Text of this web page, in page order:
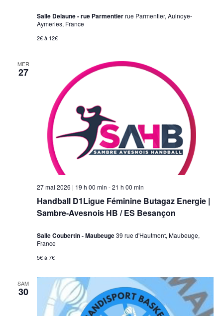
Salle Delaune - rue Parmentierrue Parmentier, Aulnoye-
Aymeries, France
2€ à 12€
MER
27
Handball D1Ligue Féminine Butagaz Energie |
Sambre-Avesnois HB / ES Besançon
27 mai 2026 | 19 h 00 min -21 h 00 min
Salle Coubertin - Maubeuge39 rue d'Hautmont, Maubeuge,
France
5€ à 7€
SAM
30